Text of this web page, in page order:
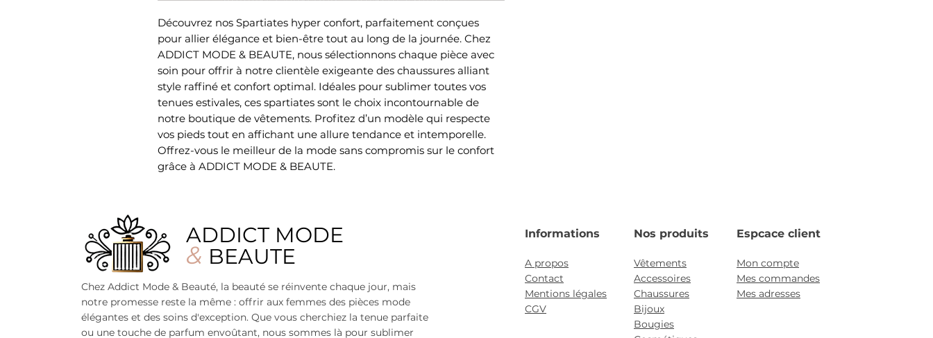
Découvrez nos Spartiates hyper confort, parfaitement conçues
pour allier élégance et bien-être tout au long de la journée. Chez
ADDICT MODE & BEAUTE, nous sélectionnons chaque pièce avec
soin pour offrir à notre clientèle exigeante des chaussures alliant
style raffiné et confort optimal. Idéales pour sublimer toutes vos
tenues estivales, ces spartiates sont le choix incontournable de
notre boutique de vêtements. Profitez d’un modèle qui respecte
vos pieds tout en affichant une allure tendance et intemporelle.
Offrez-vous le meilleur de la mode sans compromis sur le confort
grâce à ADDICT MODE & BEAUTE.
ADDICT MODE
& BEAUTE
Chez Addict Mode & Beauté, la beauté se réinvente chaque jour, mais
notre promesse reste la même : offrir aux femmes des pièces mode
élégantes et des soins d'exception. Que vous cherchiez la tenue parfaite
ou une touche de parfum envoûtant, nous sommes là pour sublimer
Informations
A propos
Contact
Mentions légales
CGV
Nos produits
Vêtements
Accessoires
Chaussures
Bijoux
Bougies
Espcace client
Mon compte
Mes commandes
Mes adresses